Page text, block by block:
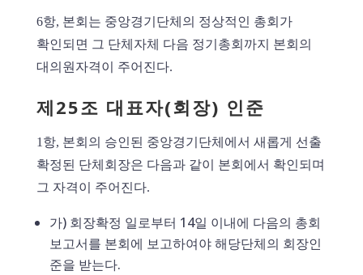
6항, 본회는 중앙경기단체의 정상적인 총회가
확인되면 그 단체자체 다음 정기총회까지 본회의
대의원자격이 주어진다.
제25조 대표자(회장) 인준
1항, 본회의 승인된 중앙경기단체에서 새롭게 선출
확정된 단체회장은 다음과 같이 본회에서 확인되며
그 자격이 주어진다.
가) 회장확정 일로부터 14일 이내에 다음의 총회
보고서를 본회에 보고하여야 해당단체의 회장인
준을 받는다.